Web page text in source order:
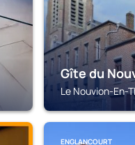
Gîte du
Le Nouvion-En-
ENGLANCOURT